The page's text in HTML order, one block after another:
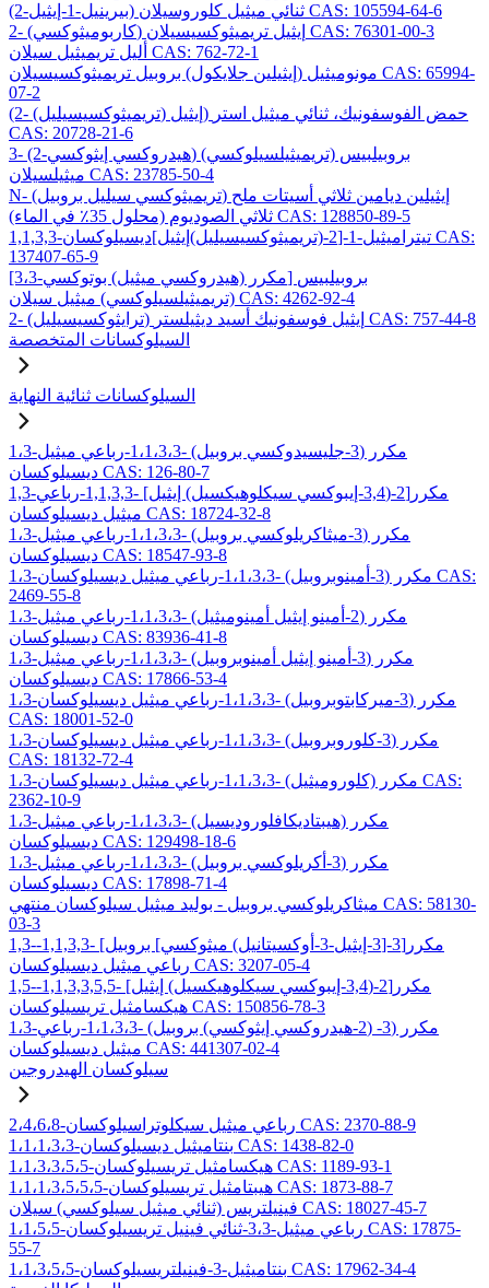
(2-بيرينيل-1-إيثيل) ثنائي ميثيل كلوروسيلان CAS: 105594-64-6
2- (كاربوميثوكسي) إيثيل تريميثوكسيسيلان CAS: 76301-00-3
أليل تريميثيل سيلان CAS: 762-72-1
مونوميثيل (إيثيلين جلايكول) بروبيل تريميثوكسيسيلان CAS: 65994-
07-2
(2- (تريميثوكسيسيليل) إيثيل) حمض الفوسفونيك، ثنائي ميثيل استر
CAS: 20728-21-6
3- (2-هيدروكسي إيثوكسي) بروبيلبيس (تريميثيلسيلوكسي)
ميثيلسيلان CAS: 23785-50-4
N- (تريميثوكسي سيليل بروبيل) إيثيلين ديامين ثلاثي أسيتات ملح
ثلاثي الصوديوم (محلول 35٪ في الماء) CAS: 128850-89-5
1,1,3,3-تيتراميثيل-1-[2-(تريميثوكسيسيليل)إيثيل]ديسيلوكسان CAS:
137407-65-9
[3،3-مكرر (هيدروكسي ميثيل) بوتوكسي] بروبيلبيس
(تريميثيلسيلوكسي) ميثيل سيلان CAS: 4262-92-4
2- (ترايثوكسيسيليل) إيثيل فوسفونيك أسيد ديثيلستر CAS: 757-44-8
السيلوكسانات المتخصصة
السيلوكسانات ثنائية النهاية
1،3-مكرر (3-جليسيدوكسي بروبيل) -1،1،3،3-رباعي ميثيل
ديسيلوكسان CAS: 126-80-7
1,3-مكرر[2-(3,4-إيبوكسي سيكلوهيكسيل) إيثيل] -1,1,3,3-رباعي
ميثيل ديسيلوكسان CAS: 18724-32-8
1،3-مكرر (3-ميثاكريلوكسي بروبيل) -1،1،3،3-رباعي ميثيل
ديسيلوكسان CAS: 18547-93-8
1،3-مكرر (3-أمينوبروبيل) -1،1،3،3-رباعي ميثيل ديسيلوكسان CAS:
2469-55-8
1،3-مكرر (2-أمينو إيثيل أمينوميثيل) -1،1،3،3-رباعي ميثيل
ديسيلوكسان CAS: 83936-41-8
1،3-مكرر (3-أمينو إيثيل أمينوبروبيل) -1،1،3،3-رباعي ميثيل
ديسيلوكسان CAS: 17866-53-4
1،3-مكرر (3-ميركابتوبروبيل) -1،1،3،3-رباعي ميثيل ديسيلوكسان
CAS: 18001-52-0
1،3-مكرر (3-كلوروبروبيل) -1،1،3،3-رباعي ميثيل ديسيلوكسان
CAS: 18132-72-4
1،3-مكرر (كلوروميثيل) -1،1،3،3-رباعي ميثيل ديسيلوكسان CAS:
2362-10-9
1،3-مكرر (هيبتاديكافلوروديسيل) -1،1،3،3-رباعي ميثيل
ديسيلوكسان CAS: 129498-18-6
1،3-مكرر (3-أكريلوكسي بروبيل) -1،1،3،3-رباعي ميثيل
ديسيلوكسان CAS: 17898-71-4
ميثاكريلوكسي بروبيل - بوليد ميثيل سيلوكسان منتهي CAS: 58130-
03-3
1,3-مكرر[3-[3-إيثيل-3-أوكسيتانيل) ميثوكسي] بروبيل] -1,1,3,3-
رباعي ميثيل ديسيلوكسان CAS: 3207-05-4
1,5-مكرر[2-(3,4-إيبوكسي سيكلوهيكسيل) إيثيل] -1,1,3,3,5,5-
هيكسامثيل تريسيلوكسان CAS: 150856-78-3
1،3-مكرر (3- (2-هيدروكسي إيثوكسي) بروبيل) -1،1،3،3-رباعي
ميثيل ديسيلوكسان CAS: 441307-02-4
سيلوكسان الهيدروجين
2،4،6،8-رباعي ميثيل سيكلوتراسيلوكسان CAS: 2370-88-9
1،1،1،3،3-بنتاميثيل ديسيلوكسان CAS: 1438-82-0
1،1،3،3،5،5-هيكسامثيل تريسيلوكسان CAS: 1189-93-1
1،1،1،3،5،5،5-هيبتامثيل تريسيلوكسان CAS: 1873-88-7
فينيلتريس (ثنائي ميثيل سيلوكسي) سيلان CAS: 18027-45-7
1،1،5،5-رباعي ميثيل-3،3-ثنائي فينيل تريسيلوكسان CAS: 17875-
55-7
1،1،3،5،5-بنتاميثيل-3-فينيلتريسيلوكسان CAS: 17962-34-4